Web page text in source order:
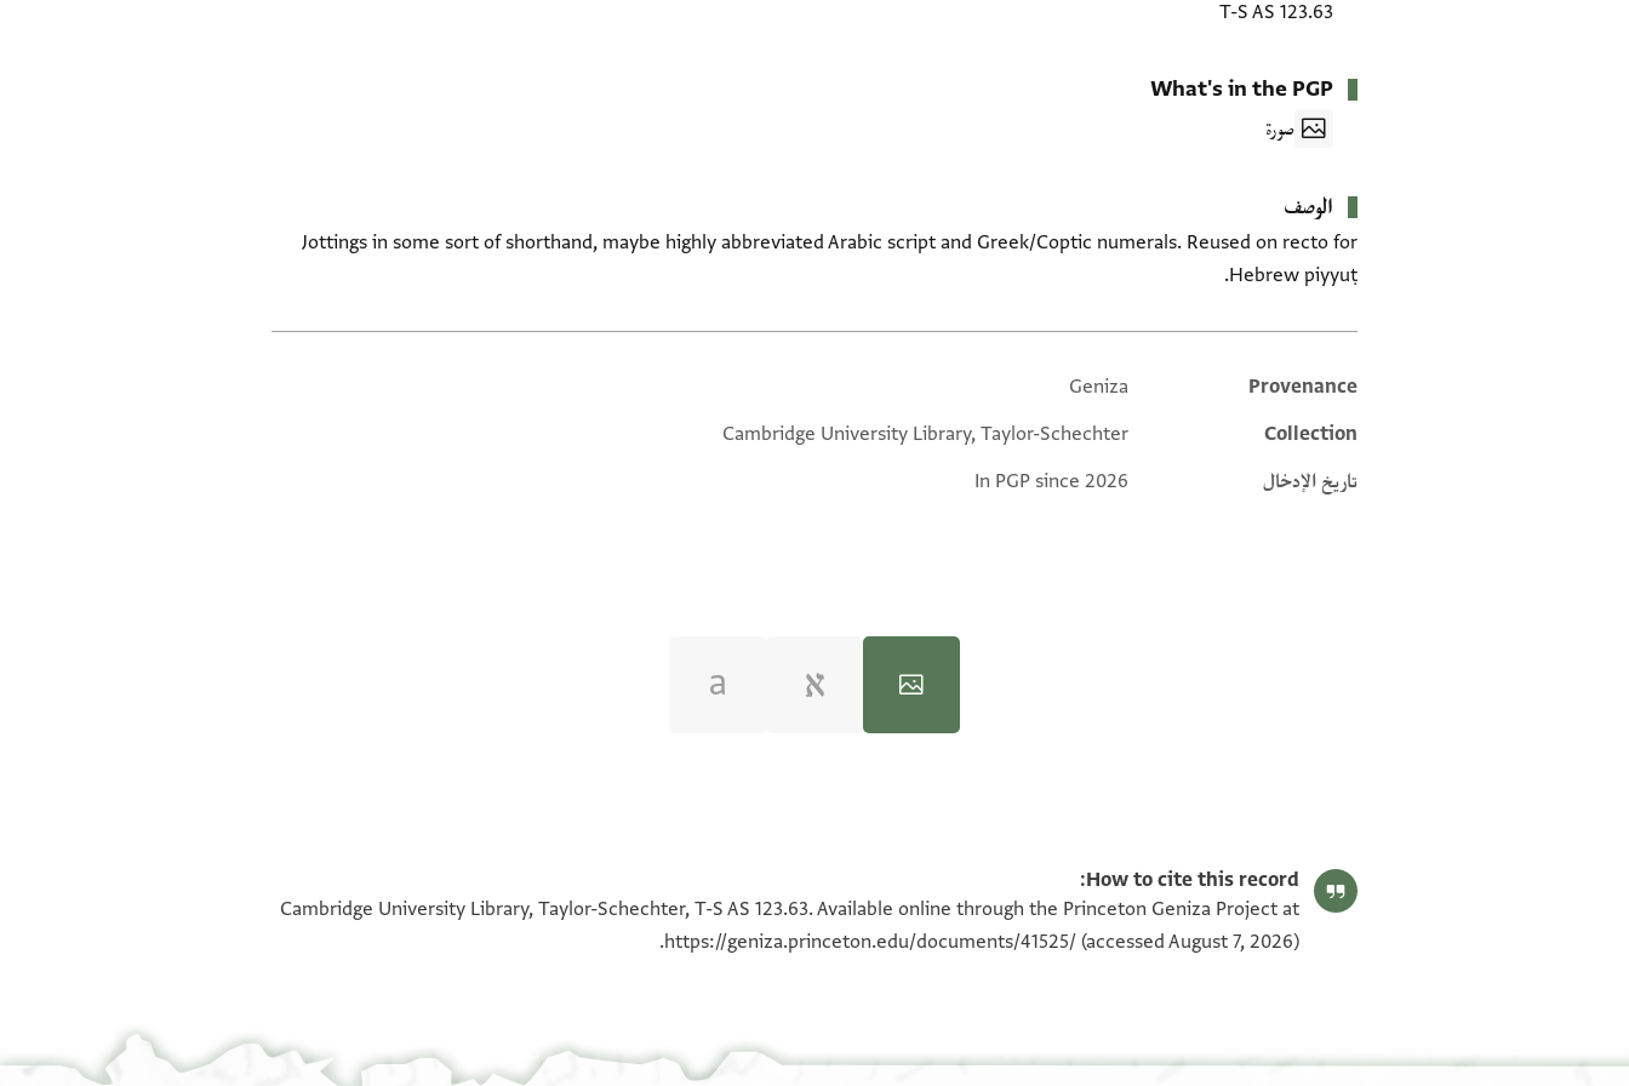
T-S AS 123.63
What's in the PGP
صورة
الوصف
Jottings in some sort of shorthand, maybe highly abbreviated Arabic script and Greek/Coptic numerals. Reused on recto for
Hebrew piyyuṭ.
Additional metadata
Provenance
Geniza
Collection
Cambridge University Library, Taylor-Schechter
تاريخ الإدخال
In PGP since 2026
100%
100%
How to cite this record:
Cambridge University Library, Taylor-Schechter, T-S AS 123.63. Available online through the Princeton Geniza Project at
https://geniza.princeton.edu/documents/41525/ (accessed August 7, 2026).